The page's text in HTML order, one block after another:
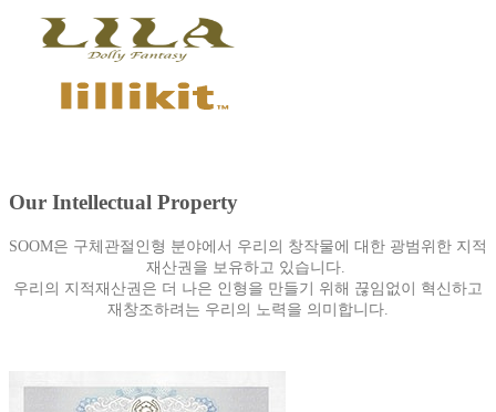
Our Intellectual Property
SOOM은 구체관절인형 분야에서 우리의 창작물에 대한 광범위한 지적
재산권을 보유하고 있습니다.
우리의 지적재산권은 더 나은 인형을 만들기 위해 끊임없이 혁신하고
재창조하려는 우리의 노력을 의미합니다.